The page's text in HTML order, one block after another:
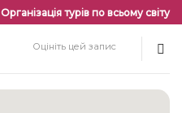
Організація турів по всьому світу
Оцініть цей запис